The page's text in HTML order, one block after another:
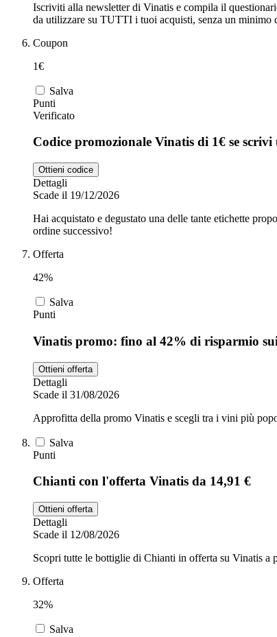
Iscriviti alla newsletter di Vinatis e compila il
da utilizzare su TUTTI i tuoi acquisti, senza un minimo
Coupon
1€
Salva
Punti
Verificato
Codice promozionale Vinatis di 1€ se scrivi
Ottieni codice
Dettagli
Scade il 19/12/2026
Hai acquistato e degustato una delle tante etichette
ordine successivo!
Offerta
42%
Salva
Punti
Vinatis promo: fino al 42% di risparmio sui
Ottieni offerta
Dettagli
Scade il 31/08/2026
Approfitta della promo Vinatis e scegli tra i vini più
Salva
Punti
Chianti con l'offerta Vinatis da 14,91 €
Ottieni offerta
Dettagli
Scade il 12/08/2026
Scopri tutte le bottiglie di Chianti in offerta su Vinatis a
Offerta
32%
Salva